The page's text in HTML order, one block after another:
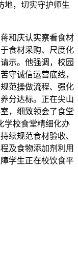
地，切实守护师生
和庆认实察看食材
食材采购、尺度化
示。他强调，校园
守诚信运营底线，
范操做流程、强化
分达标。正在尖山
，细致领会了食堂
学校食堂精细化办
续规范食材验收、
及食物添加剂利用
学生正在校饮食平